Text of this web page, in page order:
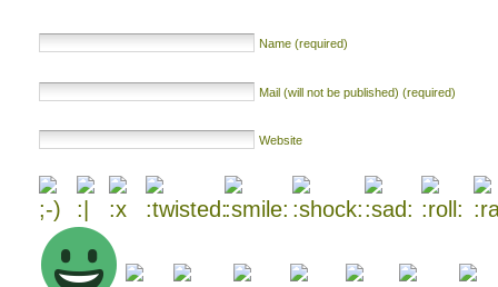
Name (required)
Mail (will not be published) (required)
Website